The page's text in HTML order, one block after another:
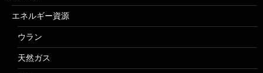
エネルギー資源
ウラン
天然ガス